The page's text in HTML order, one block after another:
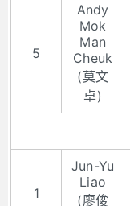
5
Andy
Mok
Man
Cheuk
(莫文
卓)
1
Jun-Yu
Liao
(廖俊